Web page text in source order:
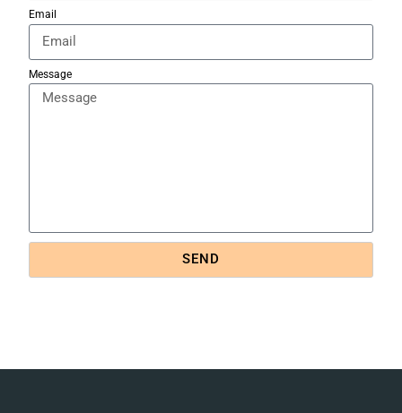
Email
Message
SEND